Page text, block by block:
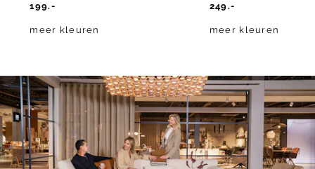
199.-
meer kleuren
249.-
meer kleuren